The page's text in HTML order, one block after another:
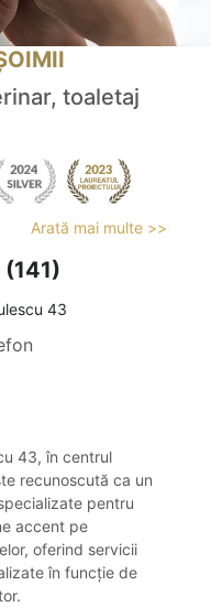
toaletaj
Arată mai multe >>
(141)
43
43, în centrul
recunoscută ca un
pentru
accent pe
oferind servicii
în funcție de